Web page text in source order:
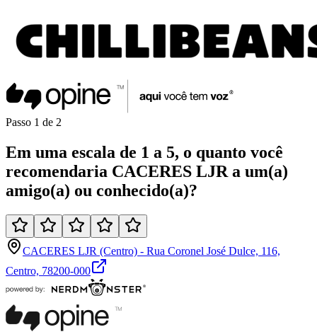
Passo 1 de 2
Em uma escala de 1 a 5, o quanto você
recomendaria CACERES LJR a um(a)
amigo(a) ou conhecido(a)?
CACERES LJR (Centro) - Rua Coronel José Dulce, 116,
Centro, 78200-000